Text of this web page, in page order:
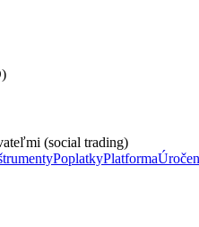
(social trading)
PoplatkyPlatforma